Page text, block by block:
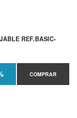
REF.BASIC-
COMPRAR